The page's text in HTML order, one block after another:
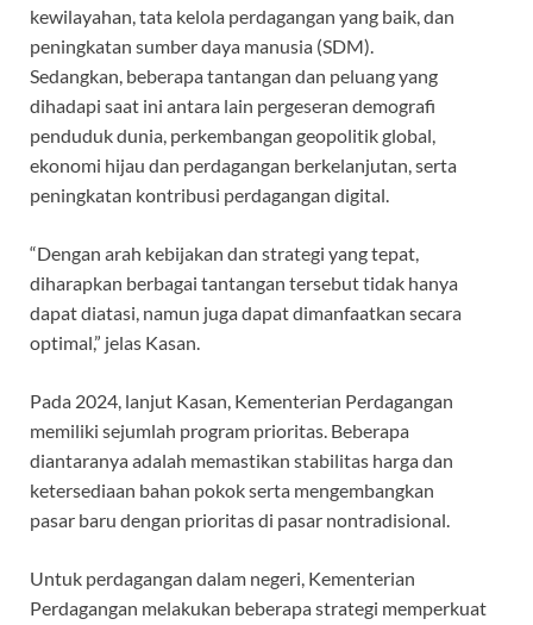
kewilayahan, tata kelola perdagangan yang baik, dan
peningkatan sumber daya manusia (SDM).
Sedangkan, beberapa tantangan dan peluang yang
dihadapi saat ini antara lain pergeseran demografi
penduduk dunia, perkembangan geopolitik global,
ekonomi hijau dan perdagangan berkelanjutan, serta
peningkatan kontribusi perdagangan digital.
“Dengan arah kebijakan dan strategi yang tepat,
diharapkan berbagai tantangan tersebut tidak hanya
dapat diatasi, namun juga dapat dimanfaatkan secara
optimal,” jelas Kasan.
Pada 2024, lanjut Kasan, Kementerian Perdagangan
memiliki sejumlah program prioritas. Beberapa
diantaranya adalah memastikan stabilitas harga dan
ketersediaan bahan pokok serta mengembangkan
pasar baru dengan prioritas di pasar nontradisional.
Untuk perdagangan dalam negeri, Kementerian
Perdagangan melakukan beberapa strategi memperkuat